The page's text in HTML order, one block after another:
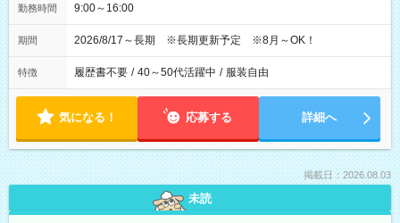
勤務時間 9:00～16:00
期間 2026/8/17～長期 ※長期更新予定 ※8月～OK！
特徴 履歴書不要 / 40～50代活躍中 / 服装自由
気になる！ 応募する 詳細へ
掲載日：2026.08.03
未読